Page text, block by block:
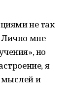
не так
мне
но
я
мыслей и